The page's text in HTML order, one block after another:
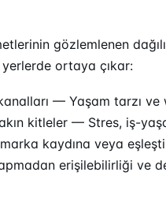
gözlemlenen
yerlerde ortaya çıkar:
— Yaşam tarzı
kitleler — Stres, iş-
kaydına veya
erişilebilirliği ve